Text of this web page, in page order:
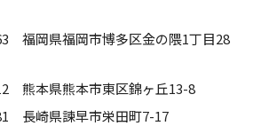
福岡県福岡市博多区金の隈1丁目28
熊本県熊本市東区錦ヶ丘13-8
長崎県諫早市栄田町7-17